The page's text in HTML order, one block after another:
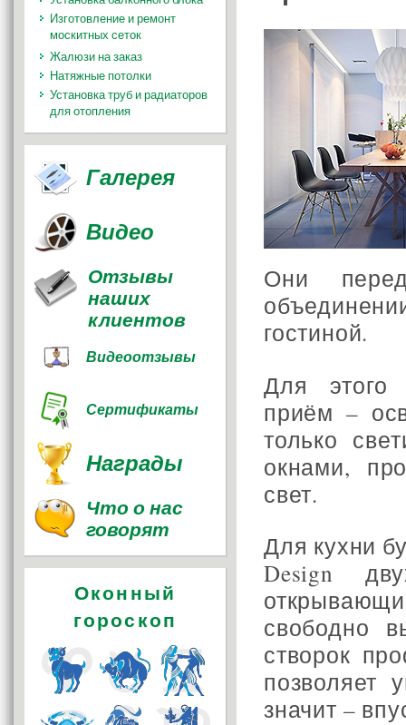
Они
гостиной.
Для этого
приём –
только
окнами,
свет.
Для кухни
Design
свободно
створок
позволяет
значит –
Изготовление и ремонт
москитных сеток
Жалюзи на заказ
Натяжные потолки
Установка труб и радиаторов
для отопления
Галерея
Видео
Отзывы
наших
клиентов
Видеоотзывы
Сертификаты
Награды
Что о нас
говорят
Оконный
гороскоп